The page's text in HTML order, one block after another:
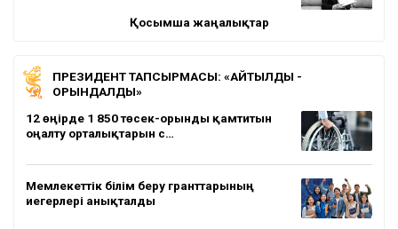
Қосымша жаңалықтар
ПРЕЗИДЕНТ ТАПСЫРМАСЫ: «АЙТЫЛДЫ -
ОРЫНДАЛДЫ»
12 өңірде 1 850 төсек-орынды қамтитын
оңалту орталықтарын с…
Мемлекеттік білім беру гранттарының
иегерлері анықталды